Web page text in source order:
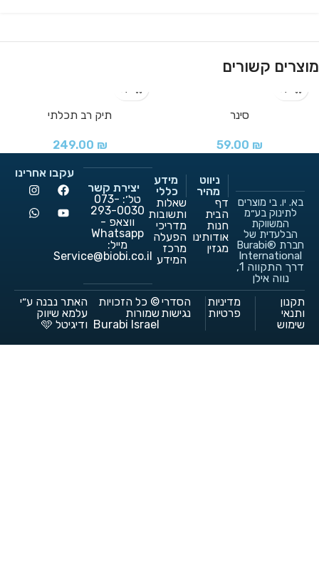
מוצרים קשורים
סינר
59.00 ₪
תיק רב תכלתי
249.00 ₪
בא. יו. בי מוצרים
לתינוק בע״מ
המשווקת
הבלעדית של
חברת ®Burabi
International
דרך התקווה 1,
נווה אילן
ניווט
מהיר
דף
הבית
חנות
אודותינו
מגזין
מידע
כללי
שאלות
ותשובות
מדריכי
הפעלה
מרכז
המידע
יצירת קשר
טל׳: 073-
293-0030
ווצאפ -
Whatsapp
מייל:
Service@biobi.co.il
עקבו אחרינו
תקנון
ותנאי
שימוש
מדיניות
פרטיות
הסדרי
נגישות
© כל הזכויות
שמורות
Burabi Israel
האתר נבנה ע״י
עלמא שיווק
ודיגיטל 🩵